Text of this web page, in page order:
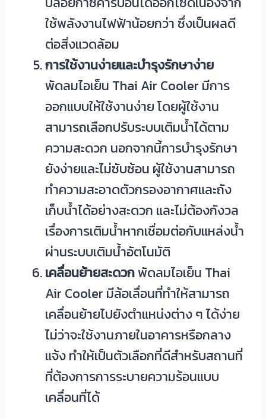
ใช้พลังงานไฟฟ้าน้อยกว่า ซึ่งเป็นผลดี
ต่อสิ่งแวดล้อม
การใช้งานง่ายและบำรุงรักษาง่าย
พัดลมไอเย็น Thai Air Cooler มีการ
ออกแบบให้ใช้งานง่าย โดยผู้ใช้งาน
สามารถเลือกปรับระบบเติมน้ำได้ตาม
ความสะดวก นอกจากนี้การบำรุงรักษา
ยังง่ายและไม่ซับซ้อน ผู้ใช้งานสามารถ
ทำความสะอาดตัวกรองอากาศและถัง
เก็บน้ำได้อย่างสะดวก และไม่ต้องกังวล
เรื่องการเติมน้ำหากเชื่อมต่อกับแหล่งน้ำ
ผ่านระบบเติมน้ำอัตโนมัติ
เคลื่อนย้ายสะดวกพัดลมไอเย็น Thai
Air Cooler มีล้อเลื่อนที่ทำให้สามารถ
เคลื่อนย้ายไปยังตำแหน่งต่าง ๆ ได้ง่าย
ไม่ว่าจะใช้งานภายในอาคารหรือกลาง
แจ้ง ทำให้เป็นตัวเลือกที่ดีสำหรับสถานที่
ที่ต้องการการระบายความร้อนแบบ
เคลื่อนที่ได้